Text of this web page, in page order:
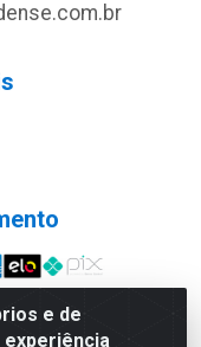
e de